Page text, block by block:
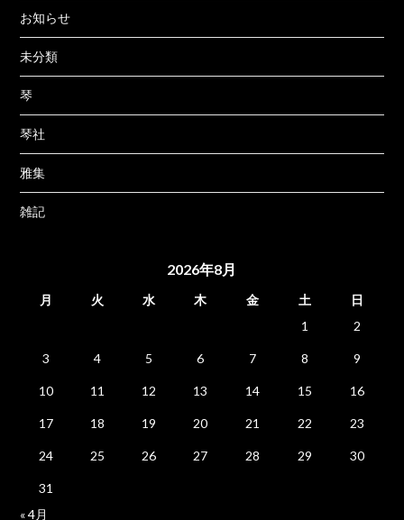
お知らせ
未分類
琴
琴社
雅集
雑記
2026年8月
月 火 水 木 金 土
日
1
2
3 4 5 6 7 8 9
10 11 12 13 14 15 16
17 18 19 20 21 22 23
24 25 26 27 28 29 30
31
« 4月